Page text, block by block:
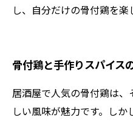
し、自分だけの骨付鶏を楽
骨付鶏と手作りスパイス
居酒屋で人気の骨付鶏は
しい風味が魅力です。し